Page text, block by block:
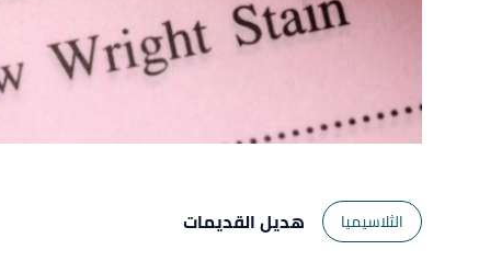
الثلاسيميا
هديل القديمات